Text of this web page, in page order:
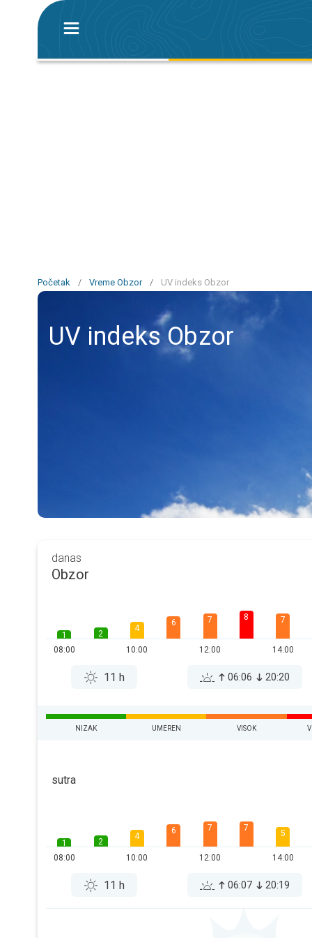
Početak / Vreme Obzor / UV indeks Obzor
UV indeks Obzor
danas
Obzor
1
08:00
2
4
10:00
6 7
12:00
8 7
14:00
11 h 06:06 20:20
NIZAK UMEREN VISOK
sutra
1
08:00
2
4
10:00
6 7
12:00
7
5
14:00
11 h 06:07 20:19